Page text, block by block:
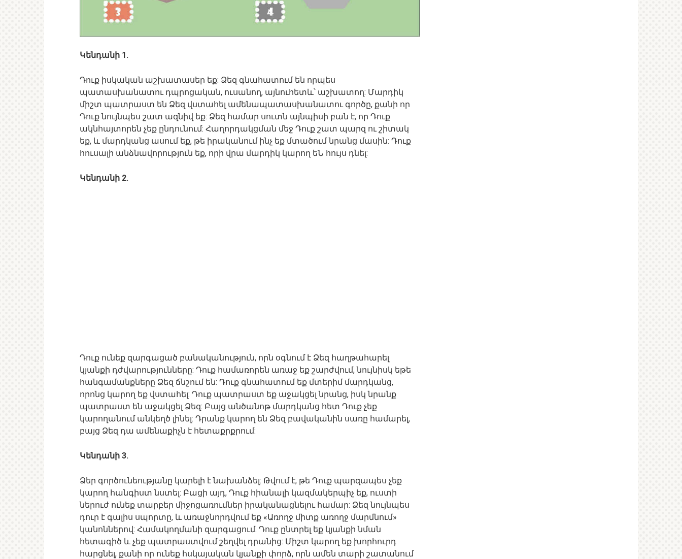
Կենդանի 1.
Դուք իսկական աշխատասեր եք: Ձեզ գնահատում են որպես
պատասխանատու դպրոցական, ուսանող, այնուհետև՝ աշխատող: Մարդիկ
միշտ պատրաստ են Ձեզ վստահել ամենապատասխանատու գործը, քանի որ
Դուք նույնպես շատ ազնիվ եք: Ձեզ համար սուտն այնպիսի բան է, որ Դուք
ակնհայտորեն չեք ընդունում: Հաղորդակցման մեջ Դուք շատ պարզ ու շիտակ
եք, և մարդկանց ասում եք, թե իրականում ինչ եք մտածում նրանց մասին: Դուք
հուսալի անձնավորություն եք, որի վրա մարդիկ կարող եՆ հույս դնել:
Կենդանի 2.
Դուք ունեք զարգացած բանականություն, որն օգնում է Ձեզ հաղթահարել
կյանքի դժվարությունները: Դուք համառորեն առաջ եք շարժվում, նույնիսկ եթե
հանգամանքները Ձեզ ճնշում են: Դուք գնահատում եք մտերիմ մարդկանց,
որոնց կարող եք վստահել: Դուք պատրաստ եք աջակցել նրանց, իսկ նրանք
պատրաստ են աջակցել Ձեզ: Բայց անծանոթ մարդկանց հետ Դուք չեք
կարողանում անկեղծ լինել: Դրանք կարող են Ձեզ բավականին սառը համարել,
բայց Ձեզ դա ամենաքիչն է հետաքրքրում:
Կենդանի 3.
Ձեր գործունեությանը կարելի է նախանձել: Թվում է, թե Դուք պարզապես չեք
կարող հանգիստ նստել: Բացի այդ, Դուք հիանալի կազմակերպիչ եք, ուստի
ներուժ ունեք տարբեր միջոցառումներ իրականացնելու համար: Ձեզ նույնպես
դուր է գալիս սպորտը, և առաջնորդվում եք «Առողջ միտք առողջ մարմնում»
կանոններով: Համակողմանի զարգացում. Դուք ընտրել եք կյանքի նման
հետագիծ և չեք պատրաստվում շեղվել դրանից: Միշտ կարող եք խորհուրդ
հարցնել, քանի որ ունեք հսկայական կյանքի փորձ, որն ամեն տարի շատանում